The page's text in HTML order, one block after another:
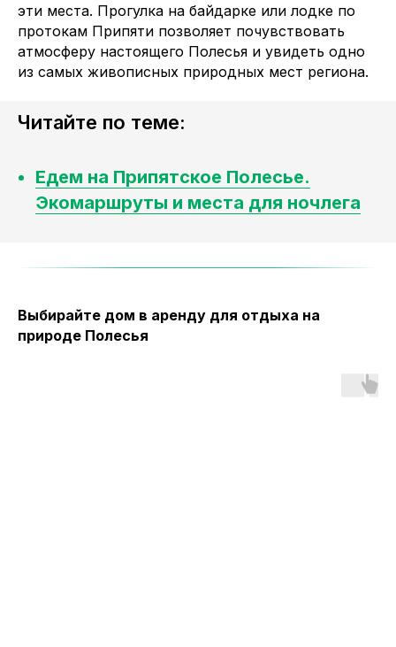
эти места. Прогулка на байдарке или лодке по
протокам Припяти позволяет почувствовать
атмосферу настоящего Полесья и увидеть одно
из самых живописных природных мест региона.
Читайте по теме:
Едем на Припятское Полесье.
Экомаршруты и места для ночлега
Выбирайте дом в аренду для отдыха на
природе Полесья